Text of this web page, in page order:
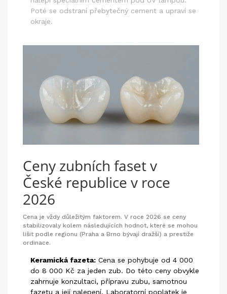
Poté se odstraní přebytečný cement a upraví se
okraje.
Ceny zubních faset v
České republice v roce
2026
Cena je vždy důležitým faktorem. V roce 2026 se ceny
stabilizovaly kolem následujících hodnot, které se mohou
lišit podle regionu (Praha a Brno bývají dražší) a prestiže
ordinace.
Keramická fazeta: Cena se pohybuje od 4 000
do 8 000 Kč za jeden zub. Do této ceny obvykle
zahrnuje konzultaci, přípravu zubu, samotnou
fazetu a její nalepení. Laboratorní poplatek je